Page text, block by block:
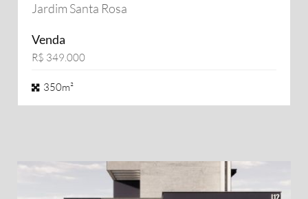
Jardim Santa Rosa
Venda
R$ 349.000
350m²